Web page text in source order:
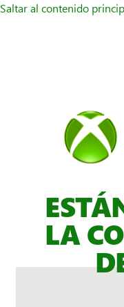
Saltar al contenido
LA